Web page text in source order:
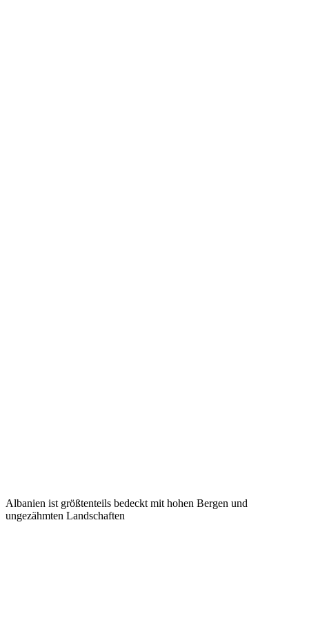
Albanien ist größtenteils bedeckt mit hohen Bergen und
ungezähmten Landschaften